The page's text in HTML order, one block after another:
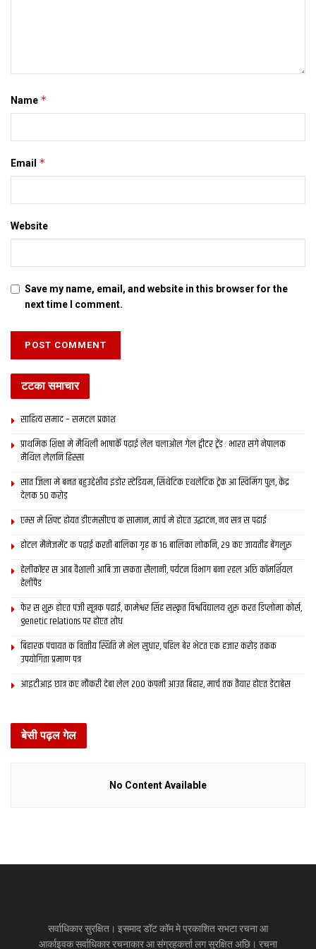
Name *
Email *
Website
Save my name, email, and website in this browser for the
next time I comment.
टटका समाचार
साहित्य समाद – समटल प्रकाश
प्राथमिक शि‍क्षा मे मैथि‍ली भाषाकेँ पढ़ाई लेल चलाओल गेल ट्वीटर ट्रेंड : भारत संगे नेपालक
मैथिल लेलनि हिस्सा
सात जिला मे बनत बहुउद्देशीय इंडोर स्‍टेडि‍यम, सिंथेटिक एथलेटिक ट्रेक आ स्विमिंग पुल, केंद्र
देलक 50 करोड़
एम्स मे शिफ्ट होयत डीएमसीएच क सामान, मार्च मे होएत उद्घाटन, नव सत्र स पढाई
होटल मैनेजमेंट क पढ़ाई करती बालिका गृह क 16 बालिका लोकनि, 29 कए जायतीह बेंगलुरु
हेलीकॉप्टर स आब वैशाली आबि जा सकता सैलानी, पर्यटन विभाग बना रहल अछि कॉमर्शियल
हेलीपैड
फेर स शुरू होएत पंजी सूत्रक पढाई, कामेश्वर सिंह संस्कृत विश्वविद्यालय शुरू करत डिप्लोमा कोर्स,
genetic relations पर होएत शोध
बिहारक पंचायत क वित्‍तीय स्थिति मे भेल सुधार, पहिल बेर भेटत एक हजार करोड़ तकक
उपयोगिता प्रमाण पत्र
आइटीआइ छात्र कए नौकरी देबा लेल 200 कंपनी आउत बिहार, मार्च तक तैयार होएत डेटाबेस
बेसी पढ़ल गेल
No Content Available
सर्वाधिकार सुरक्षित। इसमाद डॉट कॉम मे प्रकाशित सभटा रचना आ
आर्काइवक सर्वाधिकार रचनाकार आ संग्रहकर्त्ता लग सुरक्षित अछि। रचना